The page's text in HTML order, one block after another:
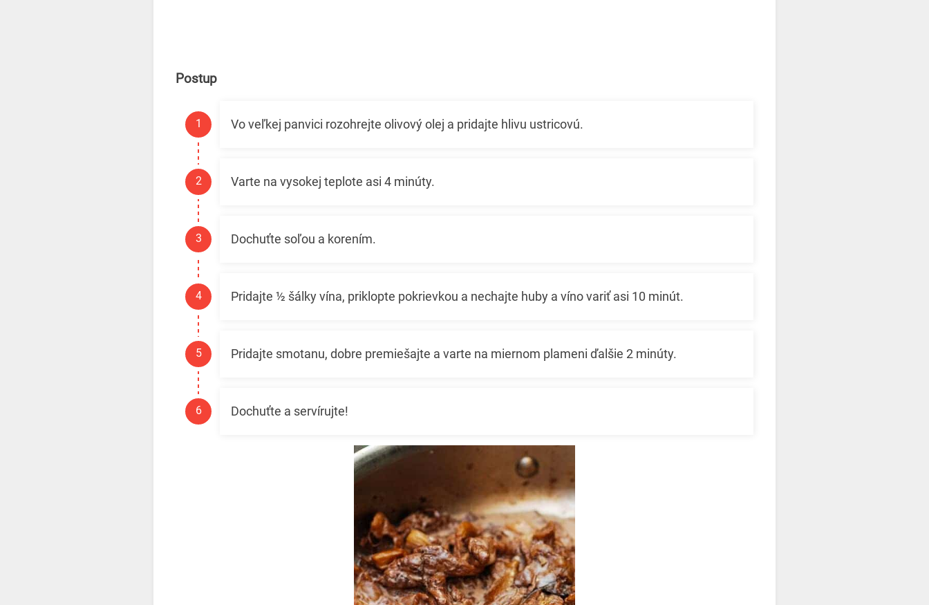
Postup
Vo veľkej panvici rozohrejte olivový olej a pridajte hlivu ustricovú.
Varte na vysokej teplote asi 4 minúty.
Dochuťte soľou a korením.
Pridajte ½ šálky vína, priklopte pokrievkou a nechajte huby a víno variť asi 10 minút.
Pridajte smotanu, dobre premiešajte a varte na miernom plameni ďalšie 2 minúty.
Dochuťte a servírujte!